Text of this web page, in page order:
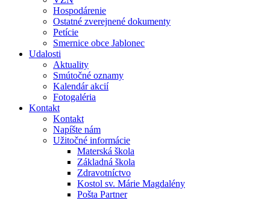
Hospodárenie
Ostatné zverejnené dokumenty
Petície
Smernice obce Jablonec
Udalosti
Aktuality
Smútočné oznamy
Kalendár akcií
Fotogaléria
Kontakt
Kontakt
Napíšte nám
Užitočné informácie
Materská škola
Základná škola
Zdravotníctvo
Kostol sv. Márie Magdalény
Pošta Partner